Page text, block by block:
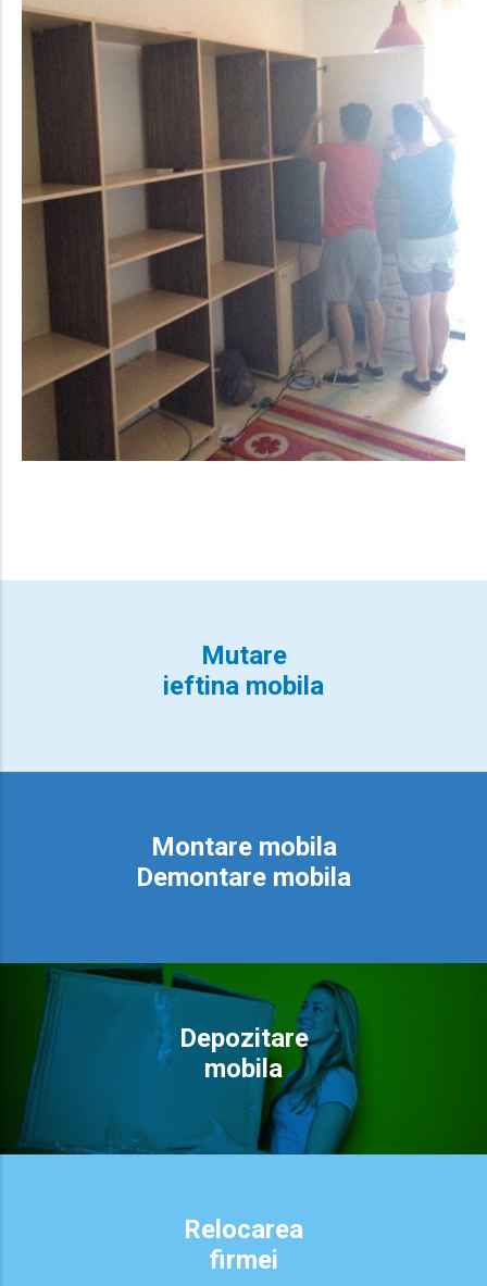
Mutare
ieftina mobila
Montare mobila
Demontare mobila
Depozitare
mobila
Relocarea
firmei